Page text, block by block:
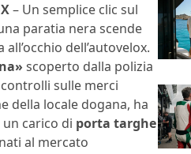
– Un semplice clic sul
paratia nera scende
dell’autovelox.
scoperto dalla polizia
sulle merci
della locale dogana, ha
carico di porta targhe
al mercato